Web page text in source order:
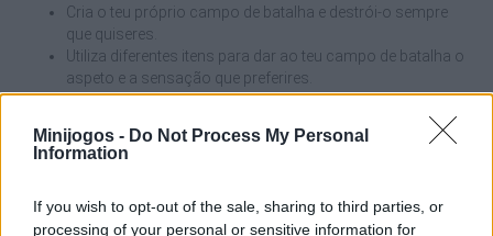
Minijogos - Do Not Process My Personal
Information
If you wish to opt-out of the sale, sharing to third parties, or
processing of your personal or sensitive information for
Cria o teu próprio campo de batalha e destrói-o sempre
que quiseres.
Utiliza diferentes itens para dar ao teu campo de batalha o
aspeto e a sensação que preferires.
Surpreende-te com uma jogabilidade intuitiva.
Vive uma experiência inspirada no famoso Sprunki, mas
com um toque diferente e cheio de ação.
Quem criou o Sprunki Playground?
Este jogo foi desenvolvido pela Miraculum Games.